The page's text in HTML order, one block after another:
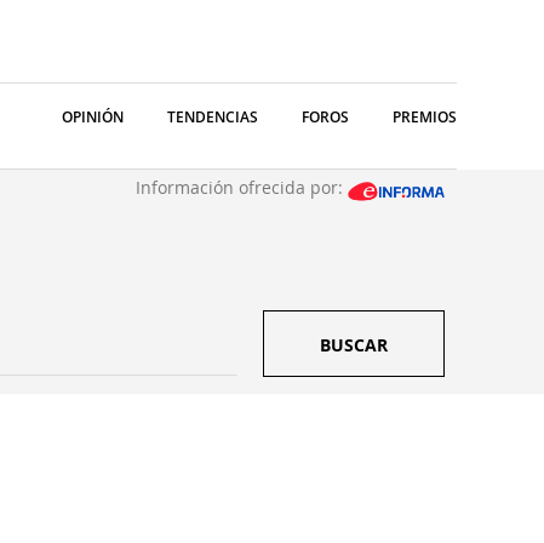
OPINIÓN TENDENCIAS FOROS PREMIOS
Información ofrecida por:
BUSCAR